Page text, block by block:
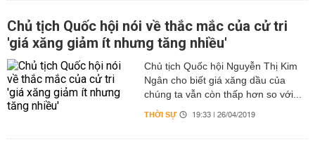
Chủ tịch Quốc hội nói về thắc mắc của cử tri
'giá xăng giảm ít nhưng tăng nhiều'
Chủ tịch Quốc hội Nguyễn Thị Kim
Ngân cho biết giá xăng dầu của
chúng ta vẫn còn thấp hơn so với...
THỜI SỰ 19:33 | 26/04/2019